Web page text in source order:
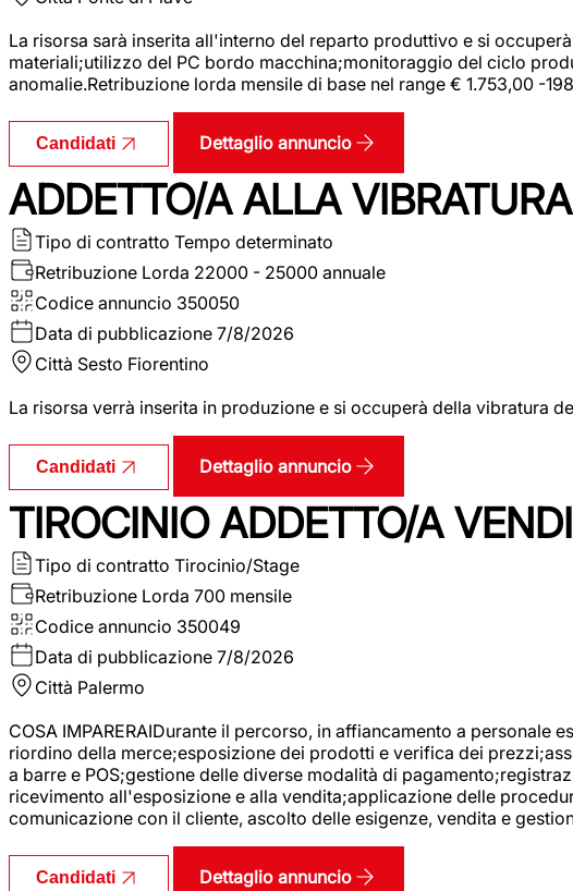
La risorsa sarà inserita all'interno del reparto produttivo e si
materiali;utilizzo del PC bordo macchina;monitoraggio del ciclo
anomalie.Retribuzione lorda mensile di base nel range € 1.753,00 -
Candidati Dettaglio annuncio
ADDETTO/A ALLA
Tipo di contratto Tempo determinato
Retribuzione Lorda 22000 - 25000 annuale
Codice annuncio 350050
Data di pubblicazione 7/8/2026
Città Sesto Fiorentino
La risorsa verrà inserita in produzione e si occuperà della vibratura
Candidati Dettaglio annuncio
TIROCINIO ADDETTO/A
Tipo di contratto Tirocinio/Stage
Retribuzione Lorda 700 mensile
Codice annuncio 350049
Data di pubblicazione 7/8/2026
Città Palermo
COSA IMPARERAIDurante il percorso, in affiancamento a
riordino della merce;esposizione dei prodotti e verifica dei
a barre e POS;gestione delle diverse modalità di
ricevimento all'esposizione e alla vendita;applicazione delle
comunicazione con il cliente, ascolto delle esigenze, vendita e
Candidati Dettaglio annuncio